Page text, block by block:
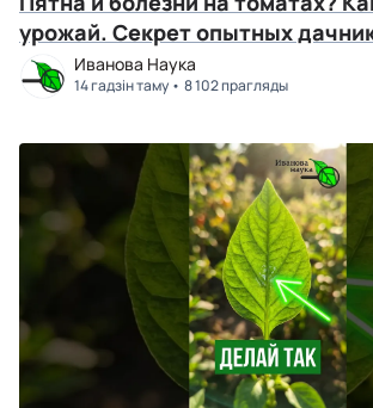
урожай. Секрет опытных
Иванова Наука
14 гадзін таму 8 102 прагляды